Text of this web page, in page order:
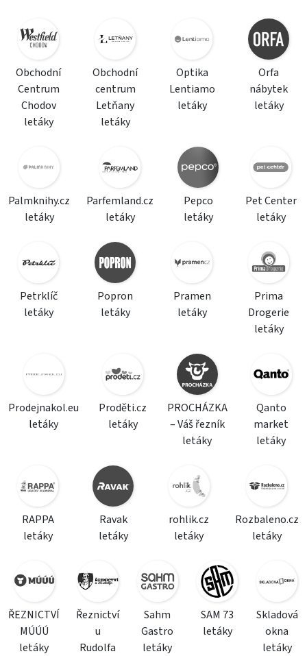
Obchodní
Centrum
Chodov
letáky
Obchodní
centrum
Letňany
letáky
Optika
Lentiamo
letáky
Orfa
nábytek
letáky
Palmknihy.cz
letáky
Parfemland.cz
letáky
Pepco
letáky
Pet Center
letáky
Petrklíč
letáky
Popron
letáky
Pramen
letáky
Prima
Drogerie
letáky
Prodejnakol.eu
letáky
Proděti.cz
letáky
PROCHÁZKA
– Váš řezník
letáky
Qanto
market
letáky
RAPPA
letáky
Ravak
letáky
rohlik.cz
letáky
Rozbaleno.cz
letáky
ŘEZNICTVÍ
MÚÚÚ
letáky
Řeznictví
u
Rudolfa
Sahm
Gastro
letáky
SAM 73
letáky
Skladová
okna
letáky